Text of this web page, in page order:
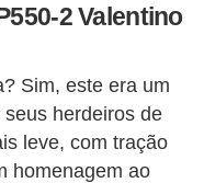
2 Valentino
Sim, este era um
herdeiros de
leve, com tração
homenagem ao